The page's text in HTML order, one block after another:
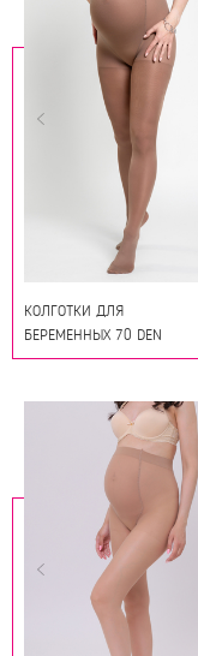
КОЛГОТКИ ДЛЯ
БЕРЕМЕННЫХ 70 DEN
18141 ЗАГАР